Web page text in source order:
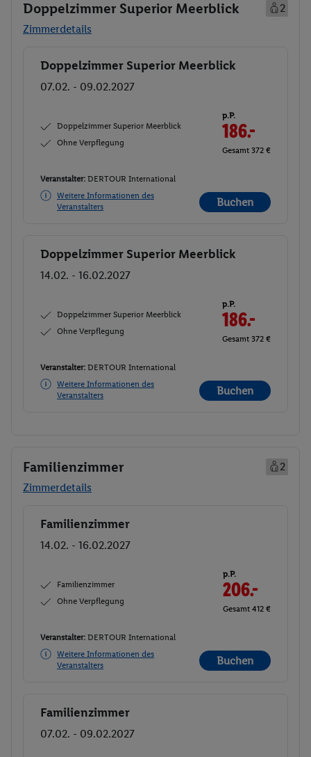
Doppelzimmer Superior Meerblick
2
Zimmerdetails
Buchen
Doppelzimmer Superior Meerblick
07.02. - 09.02.2027
Doppelzimmer Superior Meerblick
Ohne Verpflegung
p.P.
186.-
Gesamt 372 €
Veranstalter: DERTOUR International
Weitere Informationen des
Veranstalters
Buchen
Buchen
Doppelzimmer Superior Meerblick
14.02. - 16.02.2027
Doppelzimmer Superior Meerblick
Ohne Verpflegung
p.P.
186.-
Gesamt 372 €
Veranstalter: DERTOUR International
Weitere Informationen des
Veranstalters
Buchen
Familienzimmer
2
Zimmerdetails
Buchen
Familienzimmer
14.02. - 16.02.2027
Familienzimmer
Ohne Verpflegung
p.P.
206.-
Gesamt 412 €
Veranstalter: DERTOUR International
Weitere Informationen des
Veranstalters
Buchen
Buchen
Familienzimmer
07.02. - 09.02.2027